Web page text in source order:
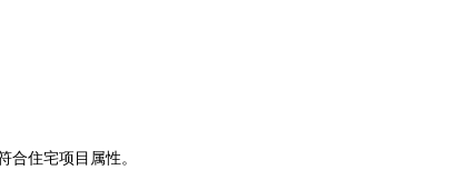
住宅项目属性。